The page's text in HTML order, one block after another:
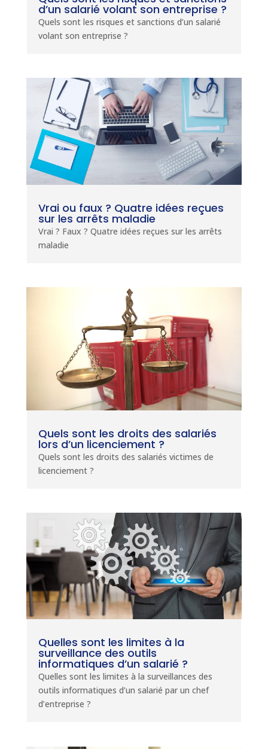
d’un salarié volant son entreprise ?
Quels sont les risques et sanctions d’un salarié
volant son entreprise ?
Vrai ou faux ? Quatre idées reçues
sur les arrêts maladie
Vrai ? Faux ? Quatre idées reçues sur les arrêts
maladie
Quels sont les droits des salariés
lors d’un licenciement ?
Quels sont les droits des salariés victimes de
licenciement ?
Quelles sont les limites à la
surveillance des outils
informatiques d’un salarié ?
Quelles sont les limites à la surveillances des
outils informatiques d’un salarié par un chef
d’entreprise ?